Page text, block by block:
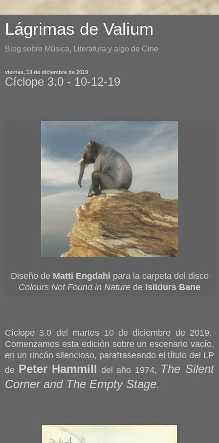
Lágrimas de Valium
Blog sobre Música, Literatura y algo de Cine
viernes, 13 de diciembre de 2019
Cíclope 3.0 - 10-12-19
Diseño de Matti Engdahl para la carpeta del disco
Colours Not Found in Nature de Isildurs Bane
Cíclope 3.0 del martes 10 de diciembre de 2019.
Comenzamos esta edición sobre un escenario vacío,
en un rincón silencioso, parafraseando el título del LP
de Peter Hammill del año 1974, The Silent
Corner and The Empty Stage.